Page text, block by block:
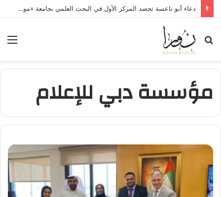
دعاء أبو ناعسة تحصد المركز الأول في البحث العلمي بجامعة «مونستر» الألمانية
بحث
عن
مؤسسة دبي للإعلام